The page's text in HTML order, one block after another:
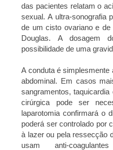
das pacientes relatam o
sexual. A ultra-sonografia
de um cisto ovariano e
Douglas. A dosagem
possibilidade de uma
A conduta é simplesmente
abdominal. Em casos
sangramentos,
cirúrgica pode ser
laparotomia confirmará o
poderá ser controlado por
à lazer ou pela ressecção
usam anti-